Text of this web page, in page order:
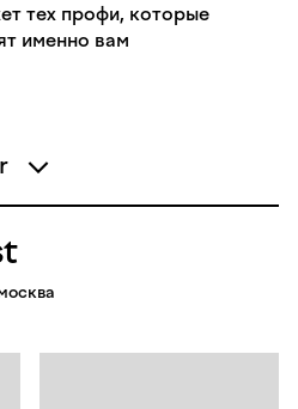
тех профи, которые
именно вам